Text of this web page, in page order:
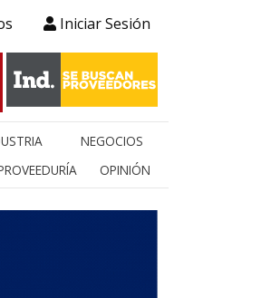
Iniciar Sesión
NEGOCIOS
OPINIÓN